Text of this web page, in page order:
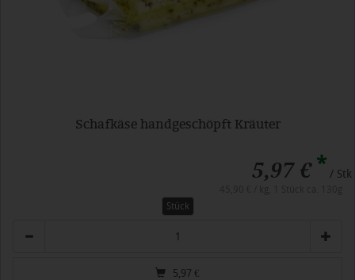
Schafkäse handgeschöpft Kräuter
5,97 €* / Stk
Stück
5,97 €